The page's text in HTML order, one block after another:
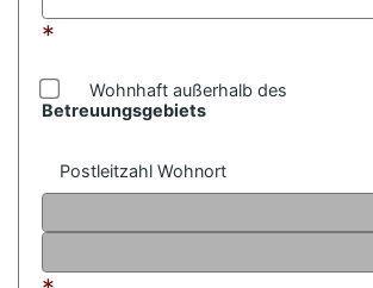
*
Wohnhaft außerhalb des
Betreuungsgebiets
Postleitzahl Wohnort